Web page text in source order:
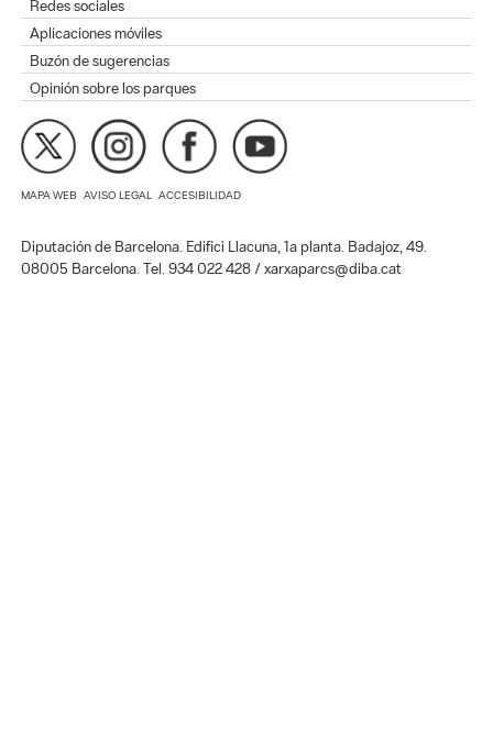
Redes sociales
Aplicaciones móviles
Buzón de sugerencias
Opinión sobre los parques
MAPA WEB AVISO LEGAL ACCESIBILIDAD
Diputación de Barcelona. Edifici Llacuna, 1a planta. Badajoz, 49.
08005 Barcelona. Tel. 934 022 428 / xarxaparcs@diba.cat